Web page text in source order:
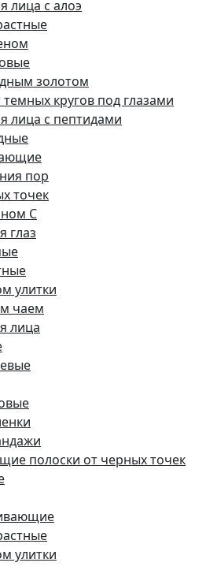
лица с алоэ
золотом
кругов под глазами
лица с пептидами
пор
точек
C
глаз
улитки
чаем
лица
полоски от черных точек
улитки